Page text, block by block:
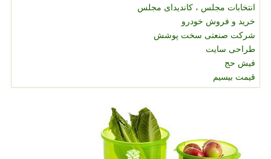
انتخابات مجلس ، کاندیدای مجلس
خرید و فروش خودرو
شرکت صنعتی سخت پوشش
طراحی سایت
فیش حج
قیمت بیسیم